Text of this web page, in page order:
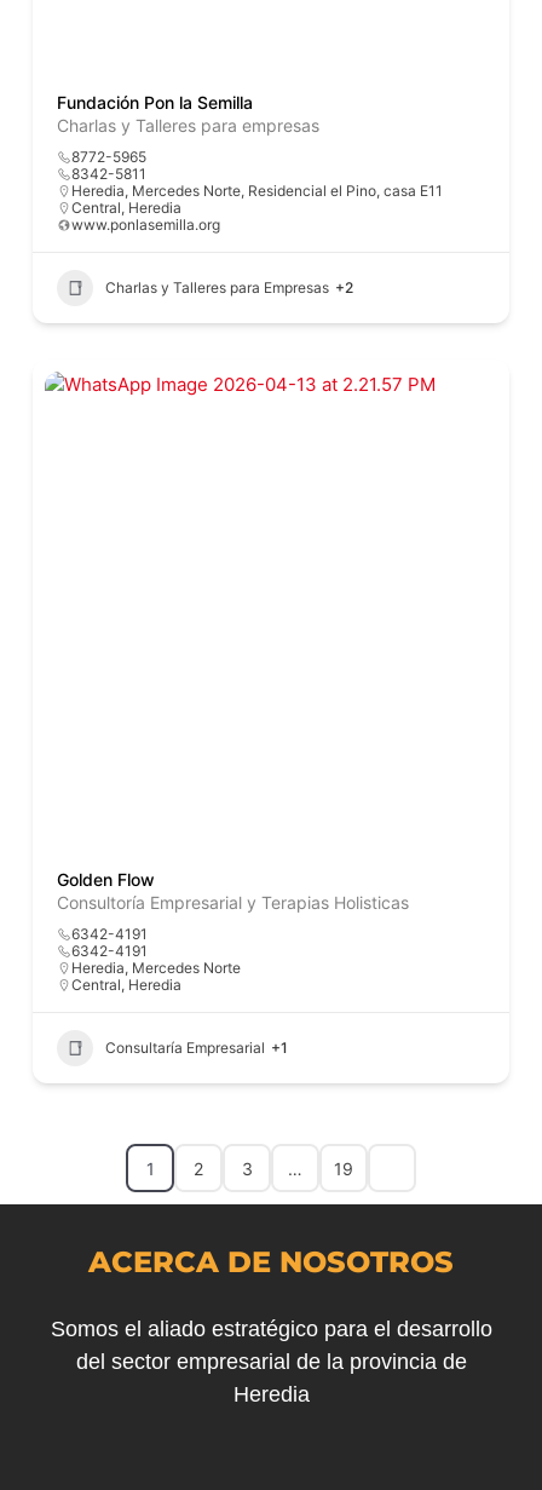
Fundación Pon la Semilla
Charlas y Talleres para empresas
8772-5965
8342-5811
Heredia, Mercedes Norte, Residencial el Pino, casa E11
Central, Heredia
www.ponlasemilla.org
Charlas y Talleres para Empresas +2
Golden Flow
Consultoría Empresarial y Terapias Holisticas
6342-4191
6342-4191
Heredia, Mercedes Norte
Central, Heredia
Consultaría Empresarial +1
1 2 3 … 19
ACERCA DE NOSOTROS
Somos el aliado estratégico para el desarrollo
del sector empresarial de la provincia de
Heredia